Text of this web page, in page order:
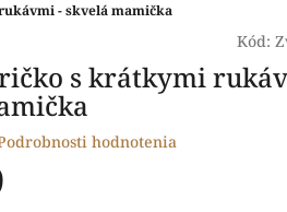
- skvelá mamička
Kód:
s krátkymi
hodnotenia